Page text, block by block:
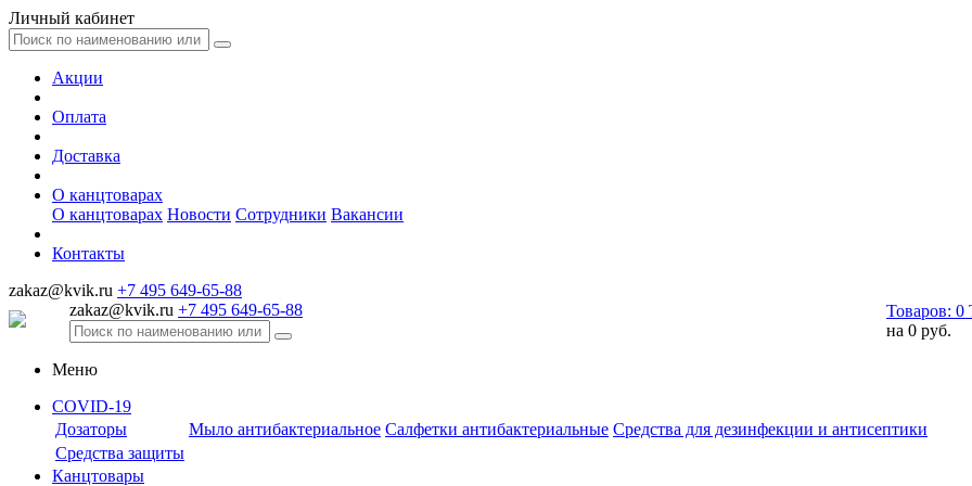
Личный кабинет
Акции
Оплата
Доставка
О канцтоварах
О канцтоварах Новости Сотрудники Вакансии
Контакты
zakaz@kvik.ru +7 495 649-65-88
zakaz@kvik.ru +7 495 649-65-88 Товаров: 0
на 0 руб.
Меню
COVID-19
Дозаторы
Мыло антибактериальное Салфетки антибактериальные Средства для дезинфекции и антисептики
Средства защиты
Канцтовары